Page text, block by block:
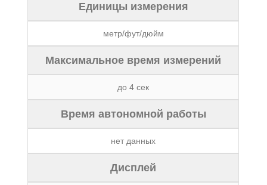
Единицы измерения
метр/фут/дюйм
Максимальное время измерений
до 4 сек
Время автономной работы
нет данных
Дисплей